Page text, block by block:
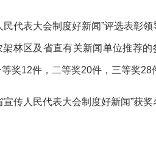
民代表大会制度好新闻”评选表彰
林区及省直有关新闻单位推荐
奖12件，二等奖20件，三等奖28
宣传人民代表大会制度好新闻”获